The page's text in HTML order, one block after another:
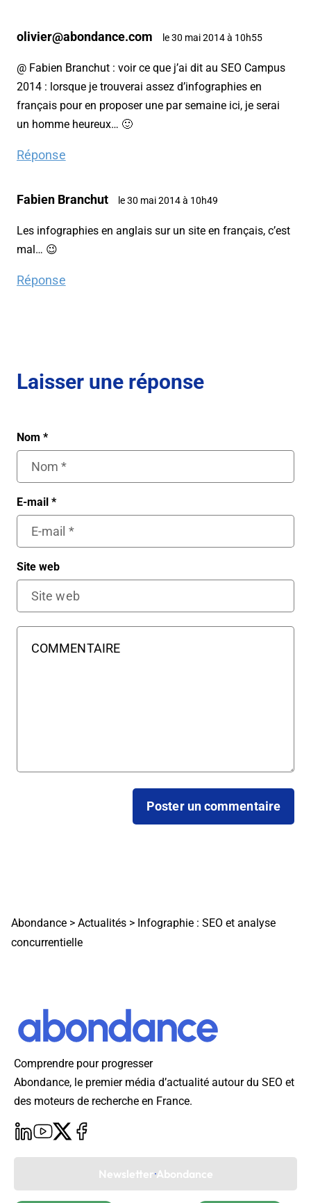
olivier@abondance.com le 30 mai 2014 à 10h55
@ Fabien Branchut : voir ce que j’ai dit au SEO Campus
2014 : lorsque je trouverai assez d’infographies en
français pour en proposer une par semaine ici, je serai
un homme heureux… 🙂
Réponse
Fabien Branchut le 30 mai 2014 à 10h49
Les infographies en anglais sur un site en français, c’est
mal… 😉
Réponse
Laisser une réponse
Nom *
E-mail *
Site web
Abondance > Actualités > Infographie : SEO et analyse
concurrentielle
Comprendre pour progresser
Abondance, le premier média d’actualité autour du SEO et
des moteurs de recherche en France.
Newsletter Abondance